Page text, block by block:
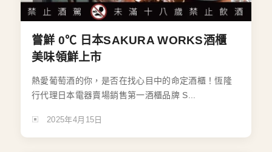
嘗鮮 0℃ 日本SAKURA WORKS酒櫃
美味領鮮上市
熱愛葡萄酒的你，是否在找心目中的命定酒櫃！恆隆
行代理日本電器賣場銷售第一酒櫃品牌 S...
2025年4月15日